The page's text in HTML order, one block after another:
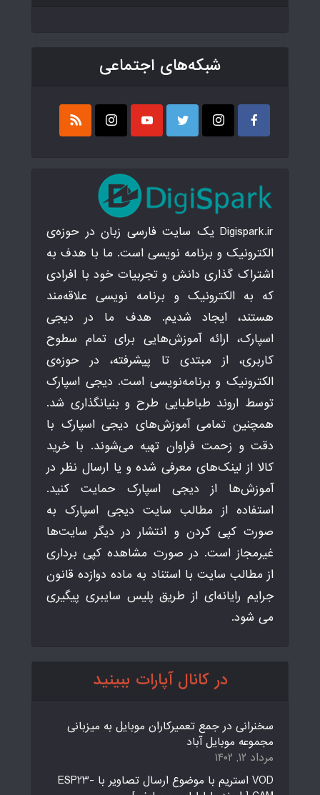
شبکه‌های اجتماعی
Digispark.ir یک سایت فارسی زبان در حوزه‌ی
الکترونیک و برنامه نویسی است. ما با هدف به
اشتراک گذاری دانش و تجربیات خود با افرادی
که به الکترونیک و برنامه نویسی علاقه‌مند
هستند، ایجاد شدیم. هدف ما در دیجی
اسپارک، ارائه آموزش‌هایی برای تمام سطوح
کاربری، از مبتدی تا پیشرفته، در حوزه‌ی
الکترونیک و برنامه‌نویسی است. دیجی اسپارک
توسط اروند طباطبایی طرح و بنیانگذاری شد.
همچنین تمامی آموزش‌های دیجی اسپارک با
دقت و زحمت فراوان تهیه می‌شوند. با خرید
کالا از لینک‌های معرفی شده و یا ارسال نظر در
آموزش‌ها از دیجی اسپارک حمایت کنید.
استفاده از مطالب سایت دیجی اسپارک به
صورت کپی کردن و انتشار در دیگر سایت‌ها
غیرمجاز است. در صورت مشاهده کپی برداری
از مطالب سایت با استناد به ماده دوازده قانون
جرایم رایانه‌ای از طریق پلیس سایبری پیگیری
می شود.
در کانال آپارات ببینید
سخنرانی در جمع تعمیرکاران موبایل به میزبانی
مجموعه موبایل آباد
مرداد ۱۲, ۱۴۰۲
VOD استریم با موضوع ارسال تصاویر با ESP23-